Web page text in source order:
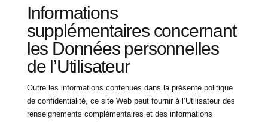
Informations
supplémentaires concernant
les Données personnelles
de l’Utilisateur
Outre les informations contenues dans la présente politique
de confidentialité, ce site Web peut fournir à l’Utilisateur des
renseignements complémentaires et des informations